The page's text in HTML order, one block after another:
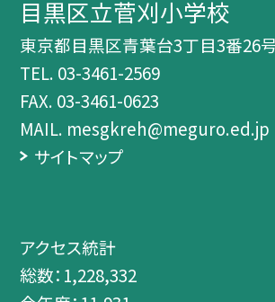
目黒区立菅刈小学校
東京都目黒区青葉台3丁目3番26
TEL. 03-3461-2569
FAX. 03-3461-0623
MAIL. mesgkreh@meguro.ed.jp
サイトマップ
アクセス統計
総数： 1,228,332